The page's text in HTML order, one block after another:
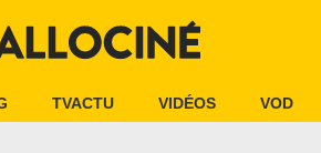
TVACTU VIDÉOS VOD